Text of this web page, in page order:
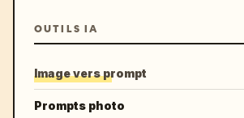
OUTILS IA
Image vers prompt
Prompts photo